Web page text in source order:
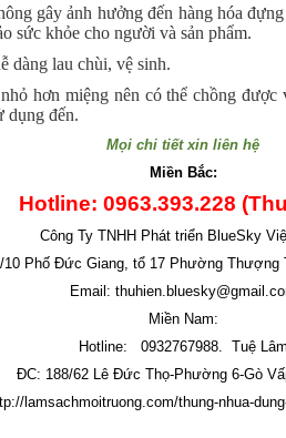
gây ảnh hưởng đến hàng hóa đựng
sức khỏe cho người và sản phẩm.
lau chùi, vệ sinh.
hơn miệng nên có thể chồng được
dụng đến.
Mọi chi tiết xin liên hệ
Miền Bắc:
Hotline: 0963.393.228
Công Ty TNHH Phát triển BlueSky
Phố Đức Giang, tổ 17 Phường Thượng
Email:
Miền Nam:
Hotline: 0932767988. Tuệ Lâm
ĐC: 188/62 Lê Đức Thọ-Phường 6-Gò
lamsachmoitruong.com/thung-nhua-